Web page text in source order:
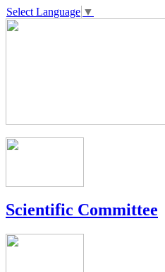
Select Language ▼
Scientific Committee